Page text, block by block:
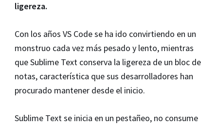
ligereza.
Con los años VS Code se ha ido convirtiendo en un
monstruo cada vez más pesado y lento, mientras
que Sublime Text conserva la ligereza de un bloc de
notas, característica que sus desarrolladores han
procurado mantener desde el inicio.
Sublime Text se inicia en un pestañeo, no consume